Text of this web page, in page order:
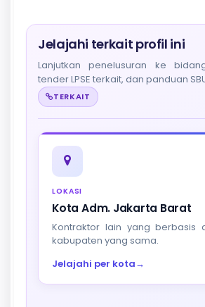
Jelajahi terkait profil ini
Lanjutkan penelusuran ke
tender LPSE terkait, dan panduan
TERKAIT
LOKASI
Kota Adm. Jakarta Barat
Kontraktor lain yang berbasis
kabupaten yang sama.
Jelajahi per kota→